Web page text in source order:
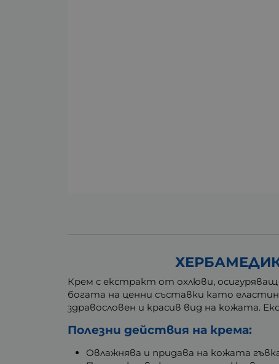
Крем с екстракт от охлюви,
богата на ценни съставки като
здравословен и красив вид на кожата.
Полезни действия на крема:
Овлажнява и придава на кожата